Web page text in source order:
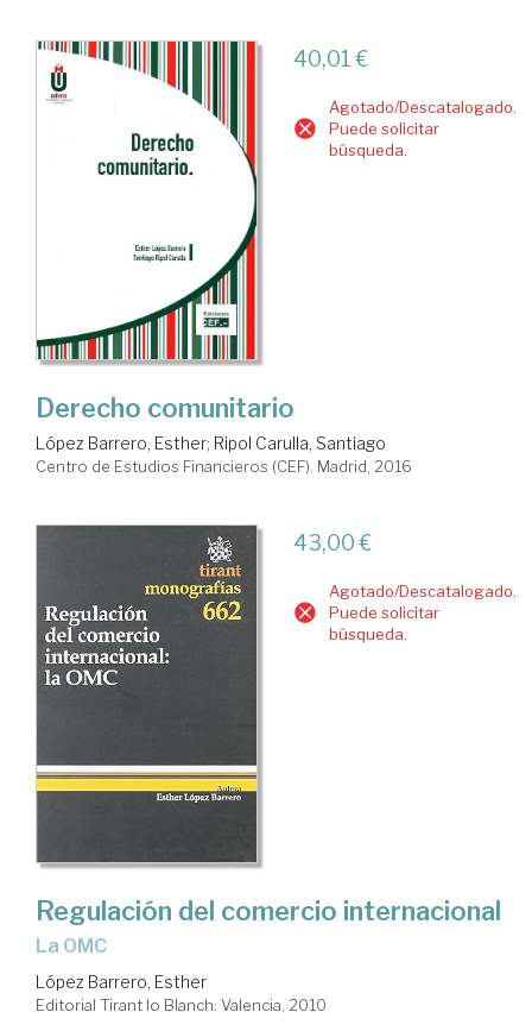
40,01 €
Agotado/Descatalogado.
Puede solicitar
búsqueda.
Derecho comunitario
López Barrero, Esther; Ripol Carulla, Santiago
Centro de Estudios Financieros (CEF). Madrid, 2016
43,00 €
Agotado/Descatalogado.
Puede solicitar
búsqueda.
Regulación del comercio internacional
la OMC
López Barrero, Esther
Editorial Tirant lo Blanch. Valencia, 2010